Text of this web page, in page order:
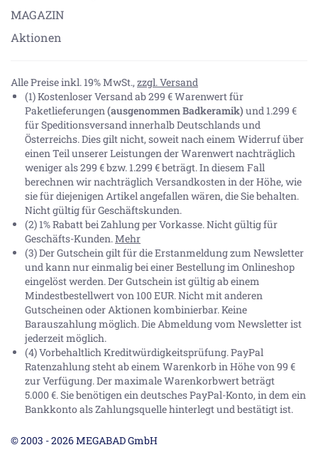
MAGAZIN
Aktionen
Alle Preise inkl. 19% MwSt., zzgl. Versand
(1) Kostenloser Versand ab 299 € Warenwert für
Paketlieferungen(ausgenommen Badkeramik) und 1.299 €
für Speditionsversand innerhalb Deutschlands und
Österreichs. Dies gilt nicht, soweit nach einem Widerruf über
einen Teil unserer Leistungen der Warenwert nachträglich
weniger als 299 € bzw. 1.299 € beträgt. In diesem Fall
berechnen wir nachträglich Versandkosten in der Höhe, wie
sie für diejenigen Artikel angefallen wären, die Sie behalten.
Nicht gültig für Geschäftskunden.
(2) 1% Rabatt bei Zahlung per Vorkasse. Nicht gültig für
Geschäfts-Kunden.Mehr
(3) Der Gutschein gilt für die Erstanmeldung zum Newsletter
und kann nur einmalig bei einer Bestellung im Onlineshop
eingelöst werden. Der Gutschein ist gültig ab einem
Mindestbestellwert von 100 EUR. Nicht mit anderen
Gutscheinen oder Aktionen kombinierbar. Keine
Barauszahlung möglich. Die Abmeldung vom Newsletter ist
jederzeit möglich.
(4) Vorbehaltlich Kreditwürdigkeitsprüfung. PayPal
Ratenzahlung steht ab einem Warenkorb in Höhe von99 €
zur Verfügung. Der maximale Warenkorbwert beträgt
5.000 €. Sie benötigen ein deutsches PayPal-Konto, in dem ein
Bankkonto als Zahlungsquelle hinterlegt und bestätigt ist.
© 2003 - 2026 MEGABAD GmbH